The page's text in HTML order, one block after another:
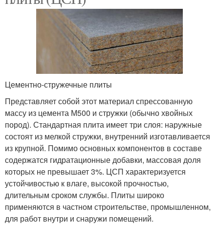
Цементно-стружечные плиты
Представляет собой этот материал спрессованную
массу из цемента М500 и стружки (обычно хвойных
пород). Стандартная плита имеет три слоя: наружные
состоят из мелкой стружки, внутренний изготавливается
из крупной. Помимо основных компонентов в составе
содержатся гидратационные добавки, массовая доля
которых не превышает 3%. ЦСП характеризуется
устойчивостью к влаге, высокой прочностью,
длительным сроком службы. Плиты широко
применяются в частном строительстве, промышленном,
для работ внутри и снаружи помещений.